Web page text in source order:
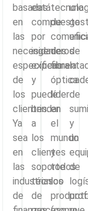
basadas
en
las
necesidades
específicas
de
los
clientes.
Ya
sea
en
las
industrias
de
está
compuesto
por
ingenieros
y
puede
brindar
a
los
clientes
soporte
técnico
de
de
de
fibra
óptica
líder
en
el
mundo
y
todos
los
una
de
la
de
y
un
de